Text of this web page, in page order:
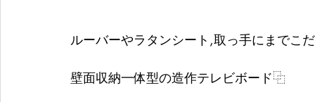
ルーバーやラタンシート,取っ手にまでこ
壁面収納一体型の造作テレビボード⿻